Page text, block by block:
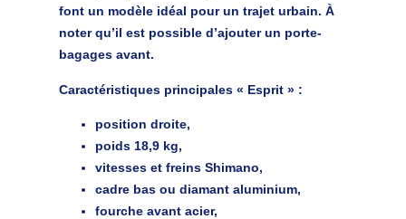
font un modèle idéal pour un trajet urbain. À
noter qu’il est possible d’ajouter un porte-
bagages avant.
Caractéristiques principales « Esprit »:
position droite,
poids 18,9 kg,
vitesses et freins Shimano,
cadre bas ou diamant aluminium,
fourche avant acier,